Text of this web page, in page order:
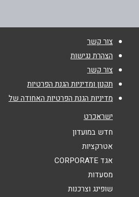
נושא*
אנא חזרו אלי בקשר ל...
צור קשר
הצהרת נגישות
צור קשר
תקנון ומדיניות הגנת הפרטיות
מדיניות הגנת הפרטיות האחודה של
ישראכרט
חדש במועדון
אטרקציות
אגד CORPORATE
מסעדות
שופינג וצרכנות